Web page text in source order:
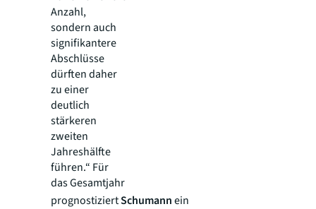
Anzahl,
sondern auch
signifikantere
Abschlüsse
dürften daher
zu einer
deutlich
stärkeren
zweiten
Jahreshälfte
führen.“ Für
das Gesamtjahr
prognostiziertSchumannein